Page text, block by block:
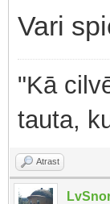
Vari
"Kā
tauta,
Atrast